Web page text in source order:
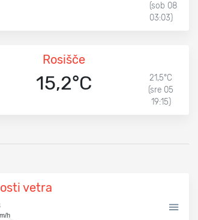
(sob 08
03:03)
Rosišče
15,2°C
21,5°C
(sre 05
19:15)
vetra
h